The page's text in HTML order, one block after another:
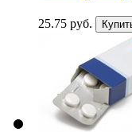
25.75 руб.